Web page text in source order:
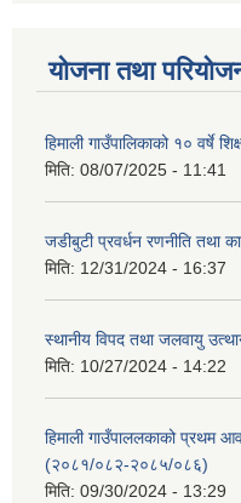
योजना तथा
हिमाली गाउँपालिकाको १० वर्षे
मिति: 08/07/2025 - 11:41
जडीबुटी प्रवर्धन रणनीति तथा
मिति: 12/31/2024 - 16:37
स्थानीय विपद तथा जलवायु
मिति: 10/27/2024 - 14:22
हिमाली गाउँपाललकाको प्रथम
(२०८१/०८२-२०८५/०८६)
मिति: 09/30/2024 - 13:29